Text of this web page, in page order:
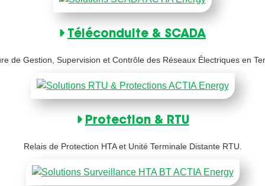
Téléconduite & SCADA
de Gestion, Supervision et Contrôle des Réseaux Électriques en
Protection & RTU
Relais de Protection HTA et Unité Terminale Distante RTU.